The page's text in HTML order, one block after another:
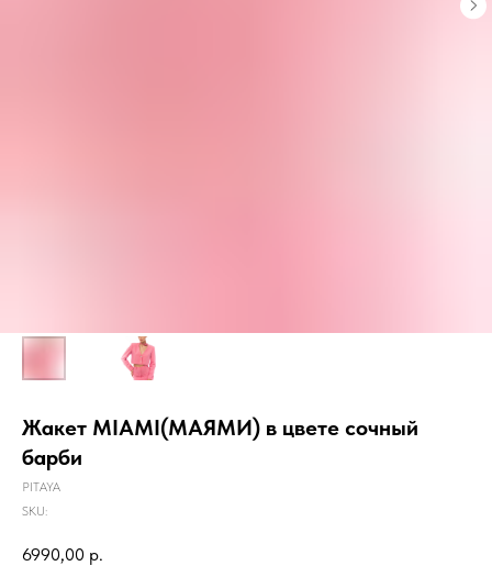
Жакет MIAMI(МАЯМИ) в цвете сочный
барби
PITAYA
SKU:
6990,00 р.